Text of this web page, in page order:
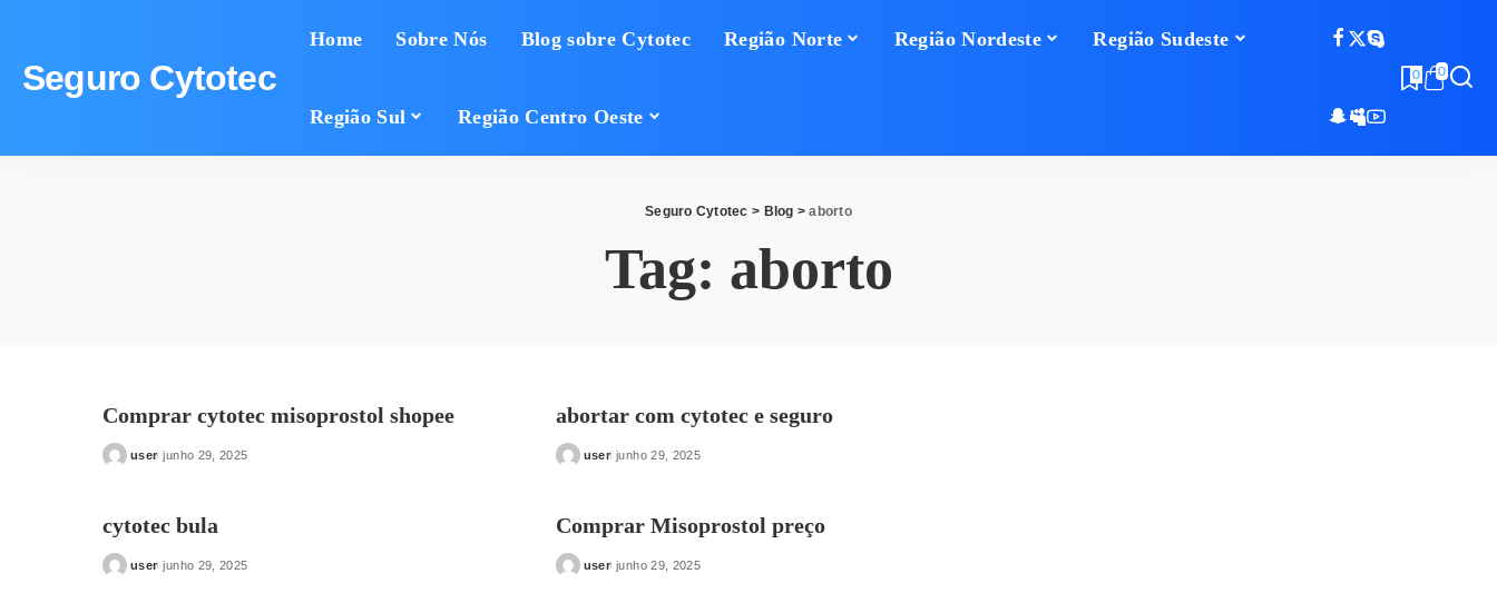
Seguro Cytotec
Home Sobre Nós Blog sobre Cytotec Região Norte Região Nordeste Região Sudeste
Região Sul Região Centro Oeste
0 0
Seguro Cytotec > Blog >aborto
Tag: aborto
Comprar cytotec misoprostol shopee
Posted
user junho 29, 2025
abortar com cytotec e seguro
Posted
user junho 29, 2025
cytotec bula
Posted
user junho 29, 2025
Comprar Misoprostol preço
Posted
user junho 29, 2025